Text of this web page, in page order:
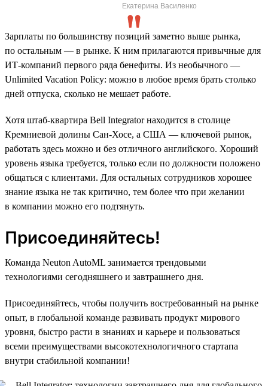
Екатерина Василенко
Зарплаты по большинству позиций заметно выше рынка,
по остальным — в рынке. К ним прилагаются привычные для
ИТ-компаний первого ряда бенефиты. Из необычного —
Unlimited Vacation Policy: можно в любое время брать столько
дней отпуска, сколько не мешает работе.
Хотя штаб-квартира Bell Integrator находится в столице
Кремниевой долины Сан-Хосе, а США — ключевой рынок,
работать здесь можно и без отличного английского. Хороший
уровень языка требуется, только если по должности положено
общаться с клиентами. Для остальных сотрудников хорошее
знание языка не так критично, тем более что при желании
в компании можно его подтянуть.
Присоединяйтесь!
Команда Neuton AutoML занимается трендовыми
технологиями сегодняшнего и завтрашнего дня.
Присоединяйтесь, чтобы получить востребованный на рынке
опыт, в глобальной команде развивать продукт мирового
уровня, быстро расти в знаниях и карьере и пользоваться
всеми преимуществами высокотехнологичного стартапа
внутри стабильной компании!